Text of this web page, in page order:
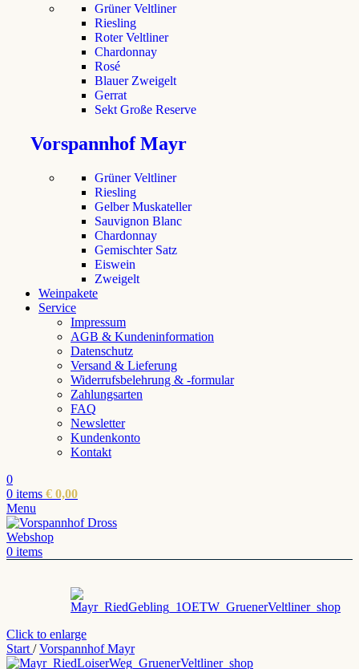
Grüner Veltliner
Riesling
Roter Veltliner
Chardonnay
Rosé
Blauer Zweigelt
Gerrat
Sekt Große Reserve
Vorspannhof Mayr
Grüner Veltliner
Riesling
Gelber Muskateller
Sauvignon Blanc
Chardonnay
Gemischter Satz
Eiswein
Zweigelt
Weinpakete
Service
Impressum
AGB & Kundeninformation
Datenschutz
Versand & Lieferung
Widerrufsbelehrung & -formular
Zahlungsarten
FAQ
Newsletter
Kundenkonto
Kontakt
0
0 items € 0,00
Menu
0 items
Click to enlarge
Start / Vorspannhof Mayr